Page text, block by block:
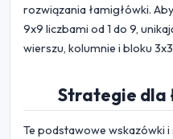
rozwiązania łamigłówki.
9x9 liczbami od 1 do 9,
wierszu, kolumnie i bloku
Strategie dla
Te podstawowe wskazówki